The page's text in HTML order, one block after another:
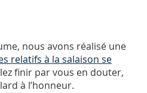
nous avons réalisé une
relatifs à la salaison se
finir par vous en douter,
à l’honneur.